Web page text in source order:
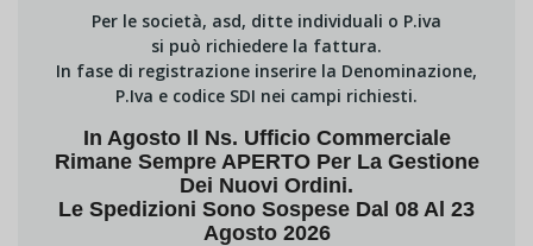
Per le società, asd, ditte individuali o P.iva
si può richiedere la fattura.
In fase di registrazione inserire la Denominazione,
P.Iva e codice SDI nei campi richiesti.
In Agosto Il Ns. Ufficio Commerciale
Rimane Sempre APERTO Per La Gestione
Dei Nuovi Ordini.
Le Spedizioni Sono Sospese Dal 08 Al 23
Agosto 2026